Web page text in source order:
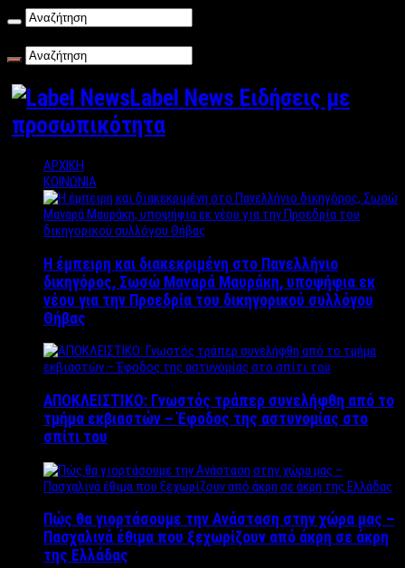
Label News Ειδήσεις με
προσωπικότητα
ΑΡΧΙΚΗ
ΚΟΙΝΩΝΙΑ
Η έμπειρη και διακεκριμένη στο Πανελλήνιο
δικηγόρος, Σωσώ Μαναρά Μαυράκη, υποψήφια εκ
νέου για την Προεδρία του δικηγορικού συλλόγου
Θήβας
ΑΠΟΚΛΕΙΣΤΙΚΟ: Γνωστός τράπερ συνελήφθη από το
τμήμα εκβιαστών – Έφοδος της αστυνομίας στο
σπίτι του
Πώς θα γιορτάσουμε την Ανάσταση στην χώρα μας –
Πασχαλινά έθιμα που ξεχωρίζουν από άκρη σε άκρη
της Ελλάδας